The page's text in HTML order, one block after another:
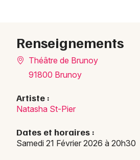
Renseignements
Théâtre de Brunoy
91800 Brunoy
Artiste :
Natasha St-Pier
Dates et horaires :
Samedi 21 Février 2026 à 20h30